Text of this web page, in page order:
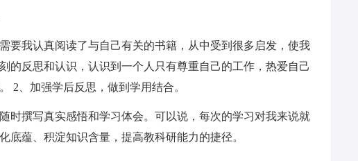
要我认真阅读了与自己有关的书籍，从中受到很多启发，使我
的反思和认识，认识到一个人只有尊重自己的工作，热爱自己
2、加强学后反思，做到学用结合。
时撰写真实感悟和学习体会。可以说，每次的学习对我来说就
底蕴、积淀知识含量，提高教科研能力的捷径。